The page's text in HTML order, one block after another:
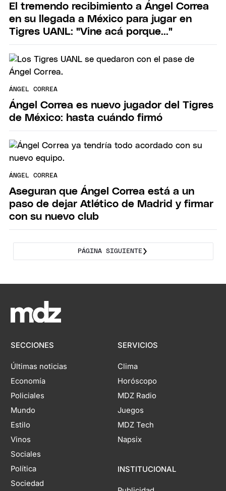
El tremendo recibimiento a Ángel Correa
en su llegada a México para jugar en
Tigres UANL: "Vine acá porque..."
ÁNGEL CORREA
Ángel Correa es nuevo jugador del Tigres
de México: hasta cuándo firmó
ÁNGEL CORREA
Aseguran que Ángel Correa está a un
paso de dejar Atlético de Madrid y firmar
con su nuevo club
PÁGINA SIGUIENTE
SECCIONES
Últimas noticias
Economía
Policiales
Mundo
Estilo
Vinos
Sociales
Política
Sociedad
SERVICIOS
Clima
Horóscopo
MDZ Radio
Juegos
MDZ Tech
Napsix
INSTITUCIONAL